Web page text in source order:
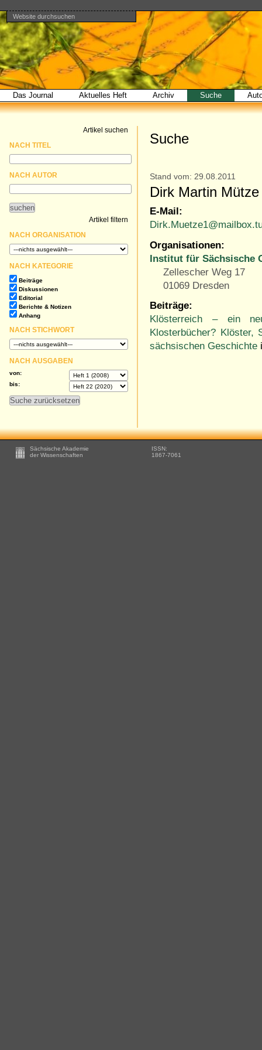
Direkt
zum
Inhalt
|
Direkt
zur
Navigation
Benutzerspezifische
Werkzeuge
Website durchsuchen
Erweiterte
Suche…
Bereiche
Das Journal Aktuelles Heft Archiv Suche
Suche
Stand vom: 29.08.2011
Dirk Martin Mütze
E-Mail:
Organisationen:
Institut für Sächsische
Zellescher Weg 17
01069 Dresden
Beiträge:
Klösterreich – ein
Klosterbücher? Klöster,
sächsischen Geschichte
Artikel suchen
NACH TITEL
NACH AUTOR
Artikel filtern
NACH ORGANISATION
NACH KATEGORIE
Beiträge
Diskussionen
Editorial
Berichte & Notizen
Anhang
NACH STICHWORT
NACH AUSGABEN
von:
bis:
Footer
Sächsische Akademie
der Wissenschaften
ISSN:
1867-7061